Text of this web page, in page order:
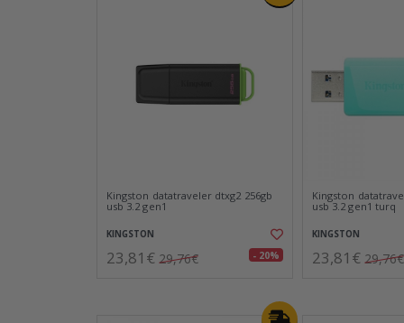
Kingston datatraveler dtxg2 256gb
usb 3.2 gen1
KINGSTON
23,81€ 29,76€ - 20%
Kingston
usb 3.2 gen1 turq
KINGSTON
23,81€ 29,76€